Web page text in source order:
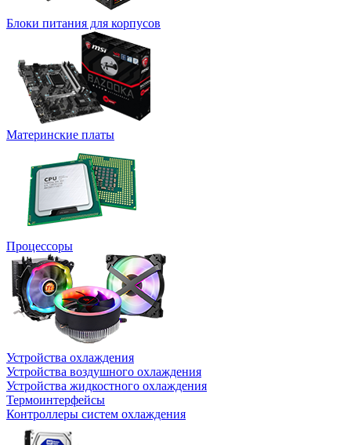
Блоки питания для корпусов
Материнские платы
Процессоры
Устройства охлаждения
Устройства воздушного охлаждения
Устройства жидкостного охлаждения
Термоинтерфейсы
Контроллеры систем охлаждения